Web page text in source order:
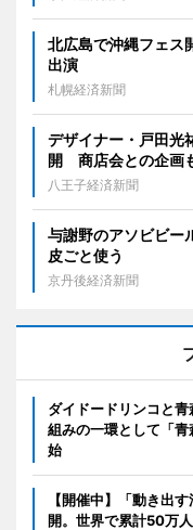
北広島で沖縄フェ
出演
札幌経済新聞
デザイナー・戸田光
開 商店会との企画
八王子経済新聞
与謝野のアソビビ
皮ごと使う
京丹後経済新聞
ダイドードリンコと
組みの一環として「
始
【開催中】「動き出
開。世界で累計50万